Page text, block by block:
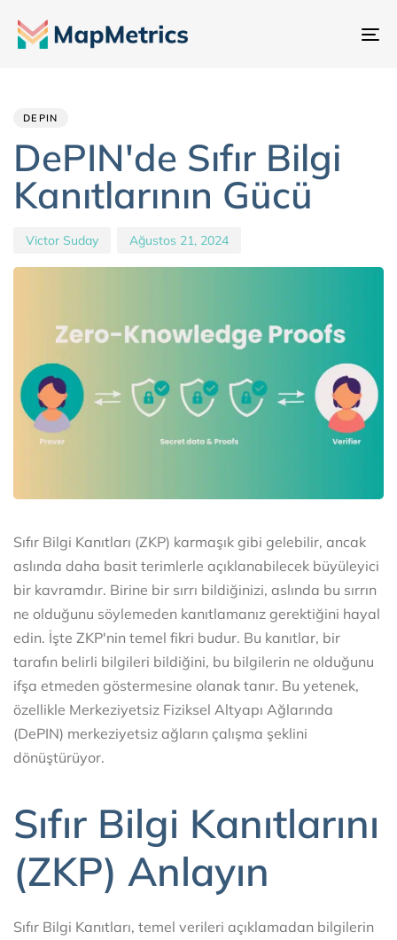
DEPIN
DePIN'de Sıfır Bilgi
Kanıtlarının Gücü
Victor Suday Ağustos 21, 2024
Sıfır Bilgi Kanıtları (ZKP) karmaşık gibi gelebilir, ancak
aslında daha basit terimlerle açıklanabilecek büyüleyici
bir kavramdır. Birine bir sırrı bildiğinizi, aslında bu sırrın
ne olduğunu söylemeden kanıtlamanız gerektiğini hayal
edin. İşte ZKP'nin temel fikri budur. Bu kanıtlar, bir
tarafın belirli bilgileri bildiğini, bu bilgilerin ne olduğunu
ifşa etmeden göstermesine olanak tanır. Bu yetenek,
özellikle Merkeziyetsiz Fiziksel Altyapı Ağlarında
(DePIN) merkeziyetsiz ağların çalışma şeklini
dönüştürüyor.
Sıfır Bilgi Kanıtlarını
(ZKP) Anlayın
Sıfır Bilgi Kanıtları, temel verileri açıklamadan bilgilerin